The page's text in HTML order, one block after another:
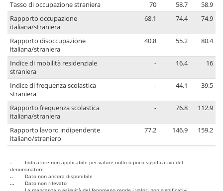
Tasso di occupazione straniera
70 58.7
58.9
Rapporto occupazione
italiana/straniera
68.1 74.4 74.9
Rapporto disoccupazione
italiana/straniera
40.8 55.2 80.4
Indice di mobilità residenziale
straniera
- 16.4 16
Indice di frequenza scolastica
straniera
- 44.1 39.5
Rapporto frequenza scolastica
italiana/straniera
- 76.8 112.9
Rapporto lavoro indipendente
italiano/straniero
77.2 146.9 159.2
-
Indicatore non applicabile per valore nullo o poco significativo del
denominatore
..
Dato non ancora disponibile
...
Dato non rilevato